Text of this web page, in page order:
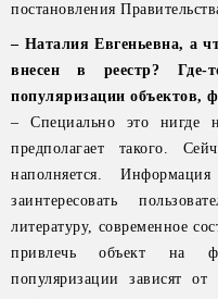
постановления
– Наталия Евгеньевна, а
внесен в реестр? Где-
популяризации объектов,
– Специально это нигде
предполагает такого.
наполняется.
заинтересовать
литературу, современное
привлечь объект на
популяризации зависят